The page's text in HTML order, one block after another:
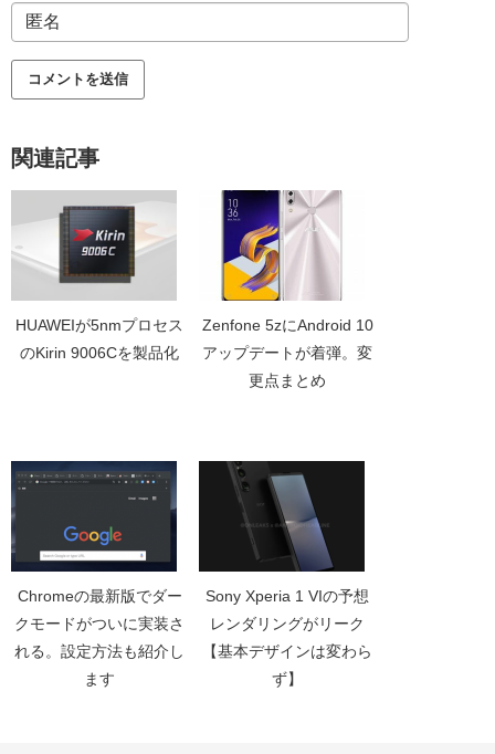
関連記事
HUAWEIが5nmプロセス
のKirin 9006Cを製品化
Zenfone 5zにAndroid 10
アップデートが着弾。変
更点まとめ
Chromeの最新版でダー
クモードがついに実装さ
れる。設定方法も紹介し
ます
Sony Xperia 1 VIの予想
レンダリングがリーク
【基本デザインは変わら
ず】